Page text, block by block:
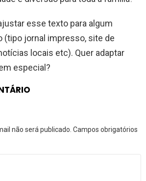
esse texto para algum
jornal impresso, site de
locais etc). Quer adaptar
especial?
não será publicado. Campos obrigatórios